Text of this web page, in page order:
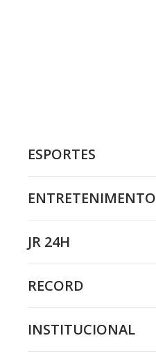
ESPORTES
ENTRETENIMENTO
JR 24H
RECORD
INSTITUCIONAL